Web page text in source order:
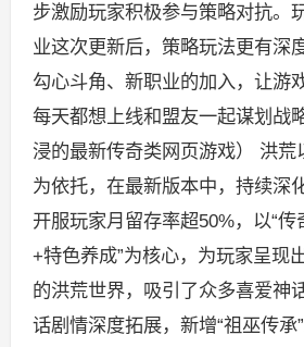
步激励玩家积极参与策略对抗。
业这次更新后，策略玩法更有深
勾心斗角、新职业的加入，让游
每天都想上线和盟友一起谋划战
浸的最新传奇类网页游戏） 洪荒
为依托，在最新版本中，持续深
开服玩家月留存率超50%，以“
+特色养成”为核心，为玩家呈现
的洪荒世界，吸引了众多喜爱神
话剧情深度拓展，新增“祖巫传承